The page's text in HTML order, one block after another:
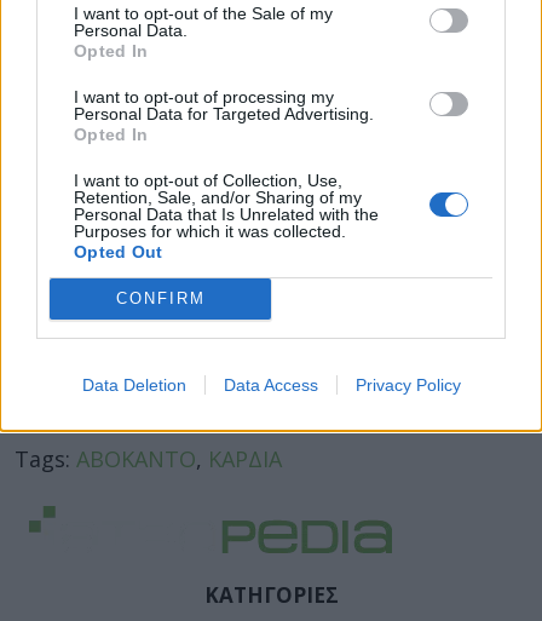
I want to opt-out of the Sale of my
Personal Data.
Opted In
I want to opt-out of processing my
Personal Data for Targeted Advertising.
Opted In
I want to opt-out of Collection, Use,
Retention, Sale, and/or Sharing of my
Personal Data that Is Unrelated with the
Purposes for which it was collected.
Opted Out
CONFIRM
Data Deletion Data Access Privacy Policy
αβοκάντο (και 1 μύθος)
Twitter
Tags: ΑΒΟΚΑΝΤΟ, ΚΑΡΔΙΑ
ΚΑΤΗΓΟΡΙΕΣ